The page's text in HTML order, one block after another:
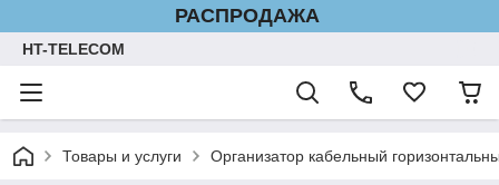
РАСПРОДАЖА
HT-TELECOM
Товары и услуги Организатор кабельный